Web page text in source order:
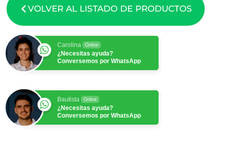
VOLVER AL LISTADO DE PRODUCTOS
Carolina Online
¿Necesitas ayuda?
Conversemos por WhatsApp
Bautista Online
¿Necesitas ayuda?
Conversemos por WhatsApp